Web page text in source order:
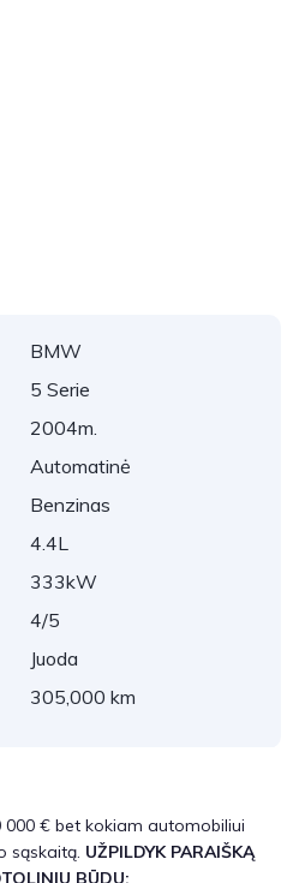
BMW
5 Serie
2004m.
Automatinė
Benzinas
4.4L
333kW
4/5
Juoda
305,000 km
€ bet kokiam automobiliui
sąskaitą. UŽPILDYK PARAIŠKĄ
BŪDU: